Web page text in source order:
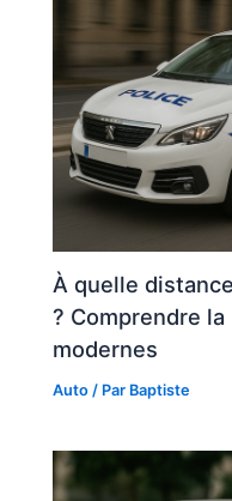
À quelle
? Comprendre
modernes
Auto / Par Baptiste